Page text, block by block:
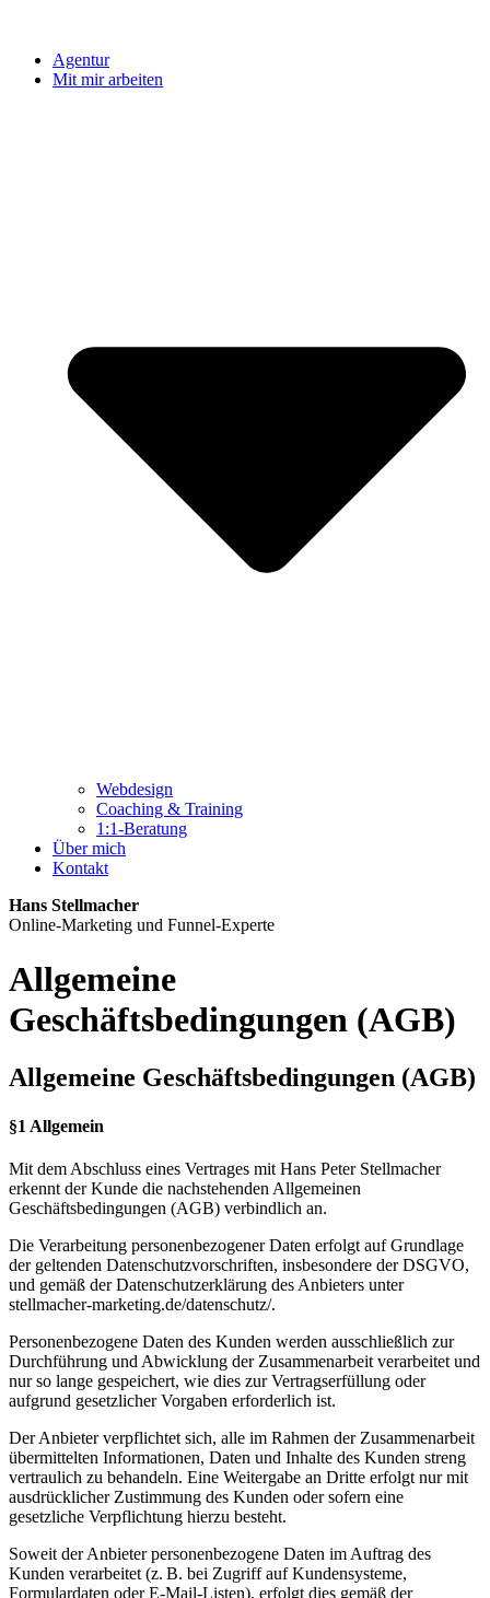
Agentur
Mit mir arbeiten
Webdesign
Coaching & Training
1:1-Beratung
Über mich
Kontakt
Hans Stellmacher
Online-Marketing und Funnel-Experte
Allgemeine
Geschäftsbedingungen (AGB)
Allgemeine Geschäftsbedingungen (AGB)
§1 Allgemein
Mit dem Abschluss eines Vertrages mit Hans Peter Stellmacher
erkennt der Kunde die nachstehenden Allgemeinen
Geschäftsbedingungen (AGB) verbindlich an.
Die Verarbeitung personenbezogener Daten erfolgt auf Grundlage
der geltenden Datenschutzvorschriften, insbesondere der DSGVO,
und gemäß der Datenschutzerklärung des Anbieters unter
stellmacher-marketing.de/datenschutz/.
Personenbezogene Daten des Kunden werden ausschließlich zur
Durchführung und Abwicklung der Zusammenarbeit verarbeitet und
nur so lange gespeichert, wie dies zur Vertragserfüllung oder
aufgrund gesetzlicher Vorgaben erforderlich ist.
Der Anbieter verpflichtet sich, alle im Rahmen der Zusammenarbeit
übermittelten Informationen, Daten und Inhalte des Kunden streng
vertraulich zu behandeln. Eine Weitergabe an Dritte erfolgt nur mit
ausdrücklicher Zustimmung des Kunden oder sofern eine
gesetzliche Verpflichtung hierzu besteht.
Soweit der Anbieter personenbezogene Daten im Auftrag des
Kunden verarbeitet (z. B. bei Zugriff auf Kundensysteme,
Formulardaten oder E-Mail-Listen), erfolgt dies gemäß der